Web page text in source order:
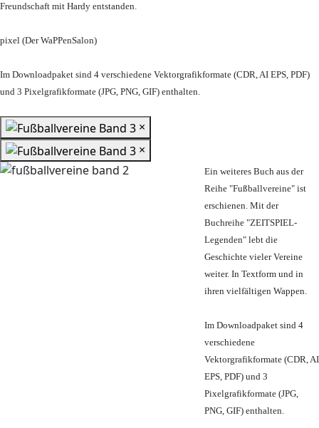
Freundschaft mit Hardy entstanden.
pixel (Der WaPPenSalon)
Im Downloadpaket sind 4 verschiedene Vektorgrafikformate (CDR, AI EPS, PDF)
und 3 Pixelgrafikformate (JPG, PNG, GIF) enthalten.
×
×
Ein weiteres Buch aus der
Reihe "Fußballvereine" ist
erschienen. Mit der
Buchreihe "ZEITSPIEL-
Legenden" lebt die
Geschichte vieler Vereine
weiter. In Textform und in
ihren vielfältigen Wappen.
Im Downloadpaket sind 4
verschiedene
Vektorgrafikformate (CDR, AI
EPS, PDF) und 3
Pixelgrafikformate (JPG,
PNG, GIF) enthalten.